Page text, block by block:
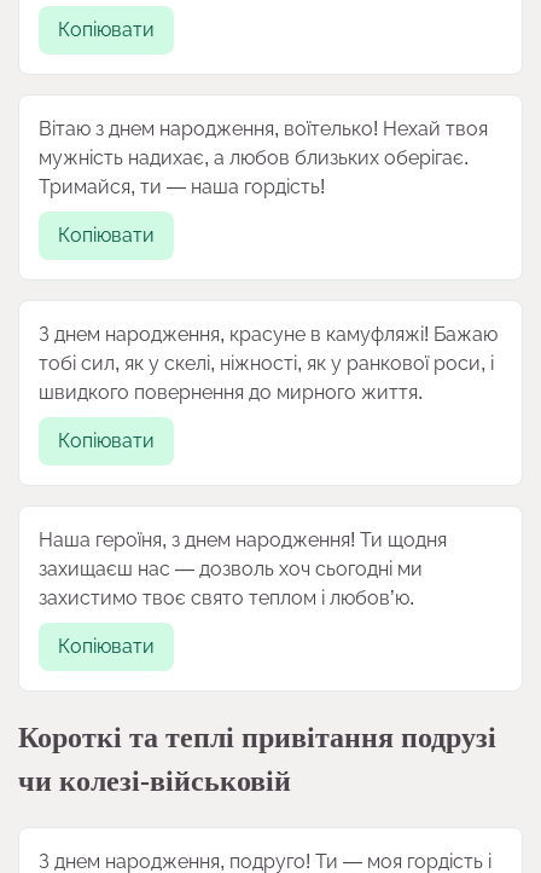
Копіювати
Вітаю з днем народження, воїтелько! Нехай твоя
мужність надихає, а любов близьких оберігає.
Тримайся, ти — наша гордість!
Копіювати
З днем народження, красуне в камуфляжі! Бажаю
тобі сил, як у скелі, ніжності, як у ранкової роси, і
швидкого повернення до мирного життя.
Копіювати
Наша героїня, з днем народження! Ти щодня
захищаєш нас — дозволь хоч сьогодні ми
захистимо твоє свято теплом і любов’ю.
Копіювати
Короткі та теплі привітання подрузі
чи колезі-військовій
З днем народження, подруго! Ти — моя гордість і